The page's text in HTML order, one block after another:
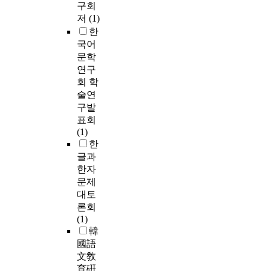
구회
저 (1)
한
국어
문학
연구
회 학
술연
구발
표회
(1)
한
글과
한자
문제
대토
론회
(1)
韓
國語
文敎